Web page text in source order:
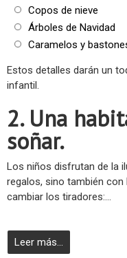
Copos de nieve
Árboles de Navidad
Caramelos y
Estos detalles darán un
infantil.
2. Una
soñar.
Los niños disfrutan de la
regalos, sino también
cambiar los tiradores:...
Leer más...